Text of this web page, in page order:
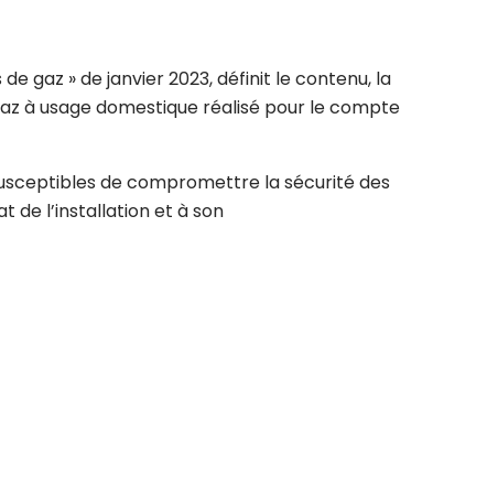
gaz » de janvier 2023, définit le contenu, la
à usage domestique réalisé pour le compte
de compromettre la sécurité des
de l’installation et à son